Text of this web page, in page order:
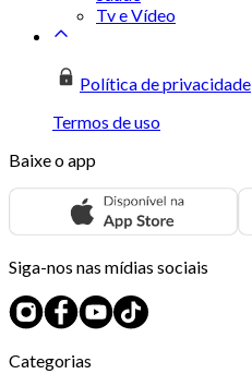
Tv e Vídeo
Política de privacidade
Termos de uso
Baixe o app
Siga-nos nas mídias sociais
Categorias